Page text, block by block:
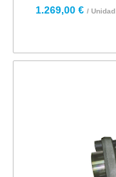
1.269,00 € / Unidad